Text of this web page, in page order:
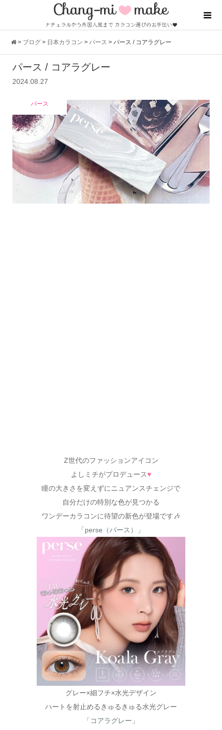
> ブログ > 日本カラコン >パース >パース / コアラグレー
パース / コアラグレー
2024.08.27
パース
Z世代のファッションアイコン
よしミチがプロデュース♥
瞳の大きさを変えずにニュアンスチェンジで
自分だけの特別な色が見つかる
ワンデーカラコンに待望の新色が登場です🎶
「perse（パース）」
グレー×細フチ×水光デザイン
ハートを射止めるきゅるきゅる水光グレー
「コアラグレー」